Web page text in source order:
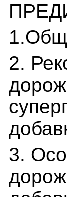
2.
3.